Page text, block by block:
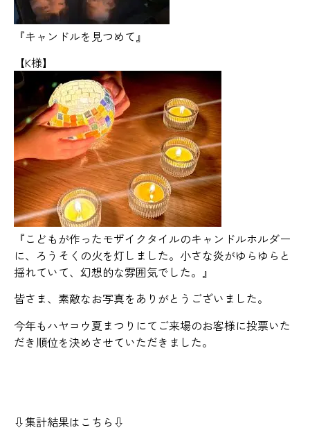
『キャンドルを見つめて』
【K様】
『こどもが作ったモザイクタイルのキャンドルホルダー
に、ろうそくの火を灯しました。小さな炎がゆらゆらと
揺れていて、幻想的な雰囲気でした。』
皆さま、素敵なお写真をありがとうございました。
今年もハヤコウ夏まつりにてご来場のお客様に投票いた
だき順位を決めさせていただきました。
⇩集計結果はこちら⇩